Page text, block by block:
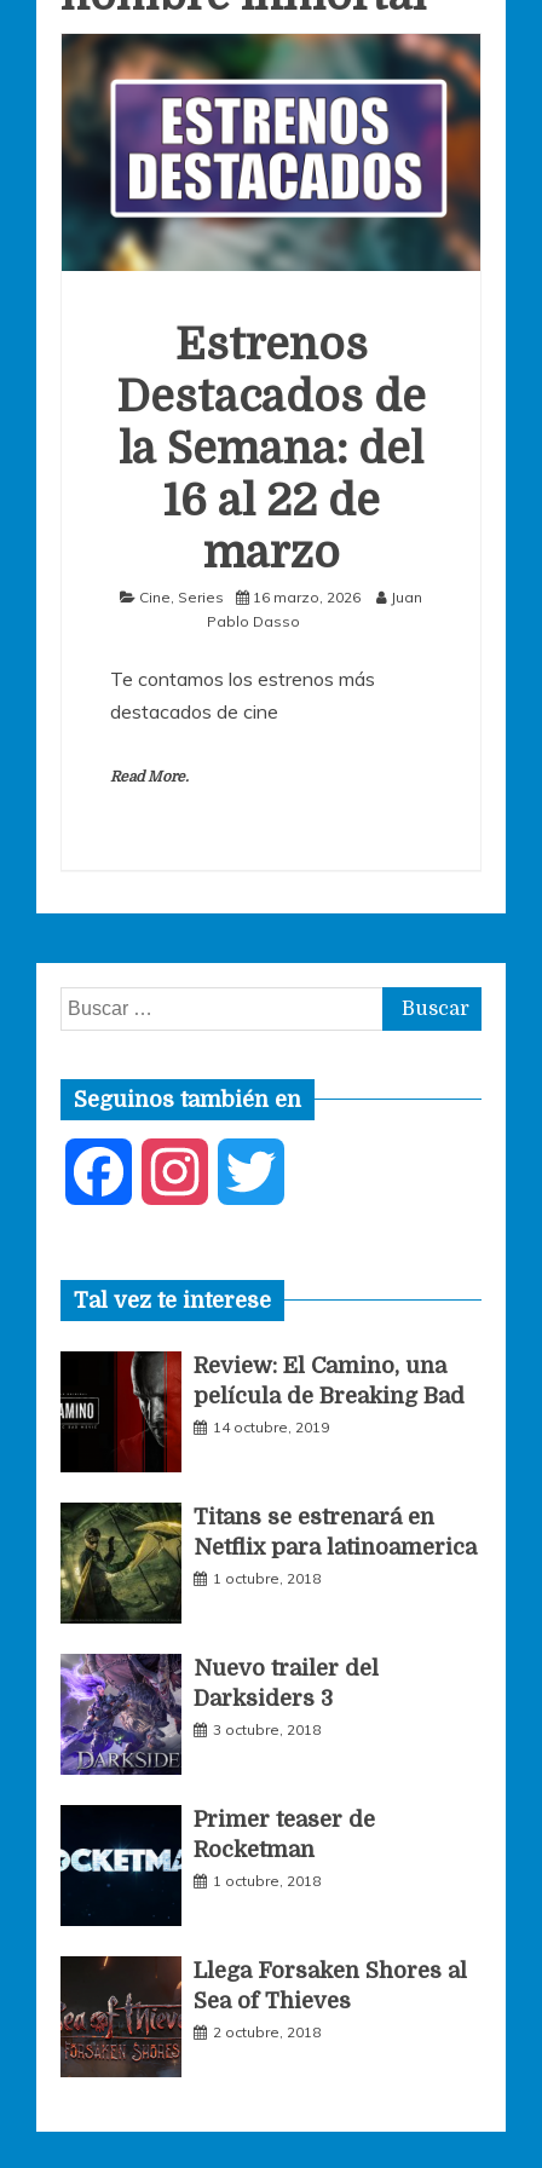
Estrenos
Destacados de
la Semana: del
16 al 22 de
marzo
Cine Series 16 marzo, 2026
Juan
Pablo Dasso
Te contamos los estrenos más
destacados de cine
Read More.
Buscar:
Seguinos también en
c
e
b
o
o
s
t
a
g
m
i
t
t
r
Tal vez te interese
Review: El Camino, una
película de Breaking Bad
14 octubre, 2019
Titans se estrenará en
Netflix para latinoamerica
1 octubre, 2018
Nuevo trailer del
Darksiders 3
3 octubre, 2018
Primer teaser de
Rocketman
1 octubre, 2018
Llega Forsaken Shores al
Sea of Thieves
2 octubre, 2018